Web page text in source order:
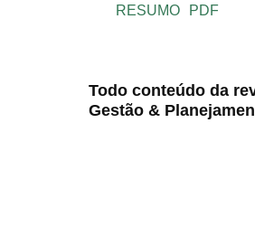
RESUMO PDF
Todo conteúdo da
Gestão &